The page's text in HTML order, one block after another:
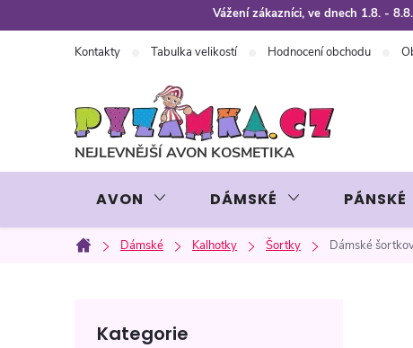
na
Vážení zákazníci, ve dnech 1.8. -
Kontakty Tabulka velikostí Hodnocení obchodu
AVON DÁMSKÉ PÁNSKÉ
Domů
Dámské Kalhotky Šortky Dámské
kategorie
Kategorie